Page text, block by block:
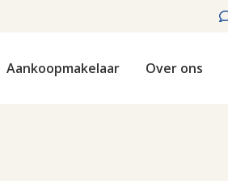
Aankoopmakelaar Over ons